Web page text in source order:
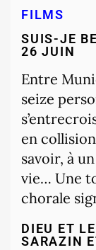
FILMS
SUIS-JE
26 JUIN
Entre
seize
en
savoir, à
vie… Une
chorale
DIEU ET
SARAZIN